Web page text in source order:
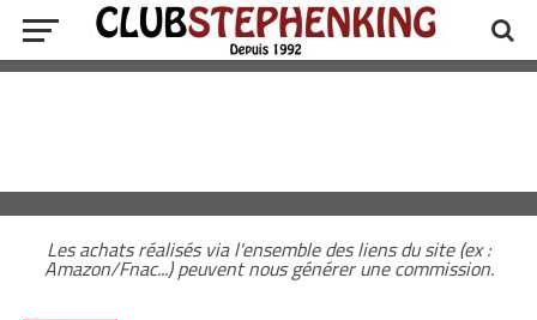
Les achats réalisés via l'ensemble des liens du site (ex :
Amazon/Fnac...) peuvent nous générer une commission.